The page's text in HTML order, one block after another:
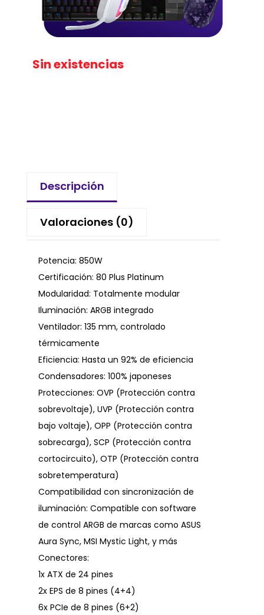
Sin existencias
Descripción
Valoraciones (0)
Potencia: 850W
Certificación: 80 Plus Platinum
Modularidad: Totalmente modular
Iluminación: ARGB integrado
Ventilador: 135 mm, controlado
térmicamente
Eficiencia: Hasta un 92% de eficiencia
Condensadores: 100% japoneses
Protecciones: OVP (Protección contra
sobrevoltaje), UVP (Protección contra
bajo voltaje), OPP (Protección contra
sobrecarga), SCP (Protección contra
cortocircuito), OTP (Protección contra
sobretemperatura)
Compatibilidad con sincronización de
iluminación: Compatible con software
de control ARGB de marcas como ASUS
Aura Sync, MSI Mystic Light, y más
Conectores:
1x ATX de 24 pines
2x EPS de 8 pines (4+4)
6x PCIe de 8 pines (6+2)